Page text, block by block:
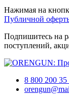
Нажимая на
Публичной
Подпишитесь на
поступлений,
8 800 200 35